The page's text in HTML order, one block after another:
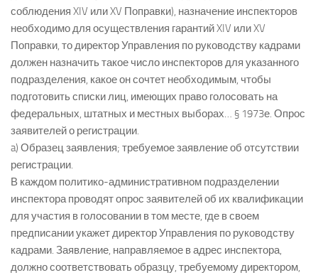
соблюдения XIV или XV Поправки), назначение инспекторов
необходимо для осуществления гарантий XIV или XV
Поправки, то директор Управления по руководству кадрами
должен назначить такое число инспекторов для указанного
подразделения, какое он сочтет необходимым, чтобы
подготовить списки лиц, имеющих право голосовать на
федеральных, штатных и местных выборах… § 1973е. Опрос
заявителей о регистрации.
a) Образец заявления; требуемое заявление об отсутствии
регистрации.
В каждом политико-административном подразделении
инспектора проводят опрос заявителей об их квалификации
для участия в голосовании в том месте, где в своем
предписании укажет директор Управления по руководству
кадрами. Заявление, направляемое в адрес инспектора,
должно соответствовать образцу, требуемому директором,